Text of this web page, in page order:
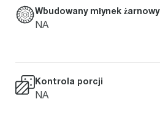
Wbudowany młynek żarnowy
NA
Kontrola porcji
NA